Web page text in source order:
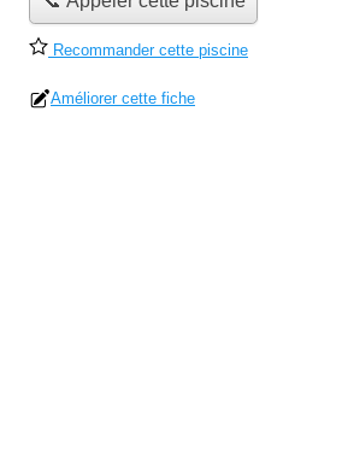
Recommander cette piscine
Améliorer cette fiche